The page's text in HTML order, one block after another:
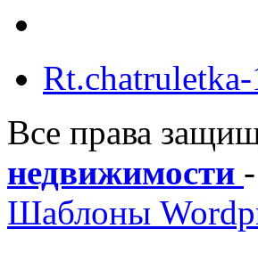
Все права
недвижимости -
Шаблоны